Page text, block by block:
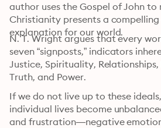
author uses the Gospel of John to
Christianity presents a
explanation for our world.
N. T. Wright argues that every
seven “signposts,” indicators
Justice, Spirituality,
If we do not live up to these
individual lives become
and frustration—negative